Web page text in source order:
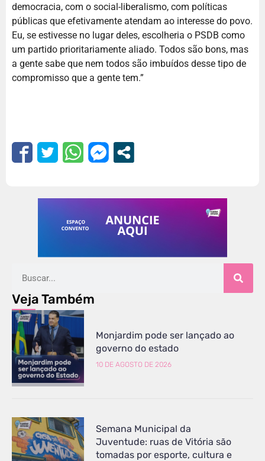
democracia, com o social-liberalismo, com políticas
públicas que efetivamente atendam ao interesse do povo.
Eu, se estivesse no lugar deles, escolheria o PSDB como
um partido prioritariamente aliado. Todos são bons, mas
a gente sabe que nem todos são imbuídos desse tipo de
compromisso que a gente tem.”
Veja Também
Monjardim pode ser lançado ao
governo do estado
10 DE AGOSTO DE 2026
Semana Municipal da
Juventude: ruas de Vitória são
tomadas por esporte, cultura e